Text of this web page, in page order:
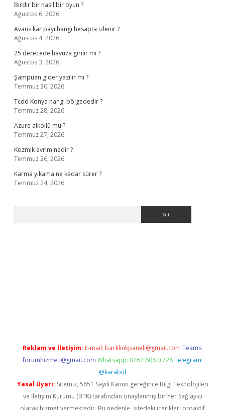
Birdir bir nasıl bir oyun ?
Ağustos 6, 2026
Avans kar payı hangi hesapta izlenir ?
Ağustos 4, 2026
25 derecede havuza girilir mi ?
Ağustos 3, 2026
Şampuan gider yazılır mı ?
Temmuz 30, 2026
Tcdd Konya hangi bölgededir ?
Temmuz 28, 2026
Azure alkollü mü ?
Temmuz 27, 2026
Kozmik evrim nedir ?
Temmuz 26, 2026
Karma yıkama ne kadar sürer ?
Temmuz 24, 2026
Reklam ve İletişim: E-mail: backlinkpaneli@gmail.com Teams:
forumhizmeti@gmail.com Whatsapp: 0262 606 0 726 Telegram:
@karabul
Yasal Uyarı: Sitemiz, 5651 Sayılı Kanun gereğince Bilgi Teknolojileri
ve İletişim Kurumu (BTK) tarafından onaylanmış bir Yer Sağlayıcı
olarak hizmet vermektedir. Bu nedenle, sitedeki içerikleri proaktif